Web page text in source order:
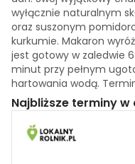
wyłącznie naturalnym
oraz suszonym
kurkumie. Makaron
jest gotowy w zaledwie
minut przy pełnym
hartowania wodą.
Najbliższe terminy